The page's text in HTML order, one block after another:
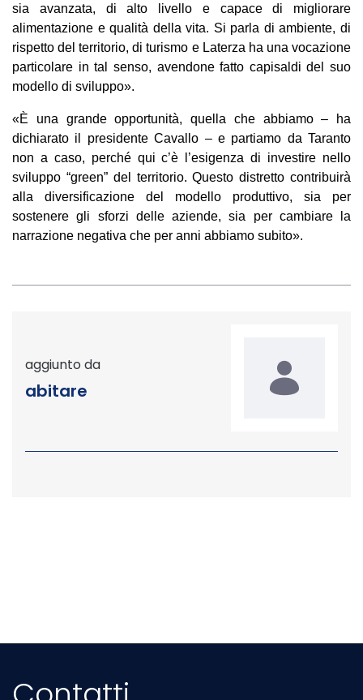
sia avanzata, di alto livello e capace di migliorare
alimentazione e qualità della vita. Si parla di ambiente, di
rispetto del territorio, di turismo e Laterza ha una vocazione
particolare in tal senso, avendone fatto capisaldi del suo
modello di sviluppo».
«È una grande opportunità, quella che abbiamo – ha
dichiarato il presidente Cavallo – e partiamo da Taranto
non a caso, perché qui c’è l’esigenza di investire nello
sviluppo “green” del territorio. Questo distretto contribuirà
alla diversificazione del modello produttivo, sia per
sostenere gli sforzi delle aziende, sia per cambiare la
narrazione negativa che per anni abbiamo subito».
aggiunto da
abitare